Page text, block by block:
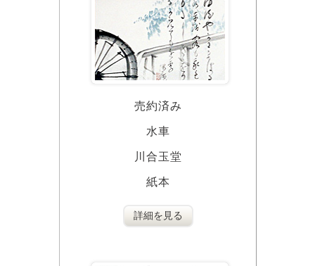
売約済み
水車
川合玉堂
紙本
詳細を見る